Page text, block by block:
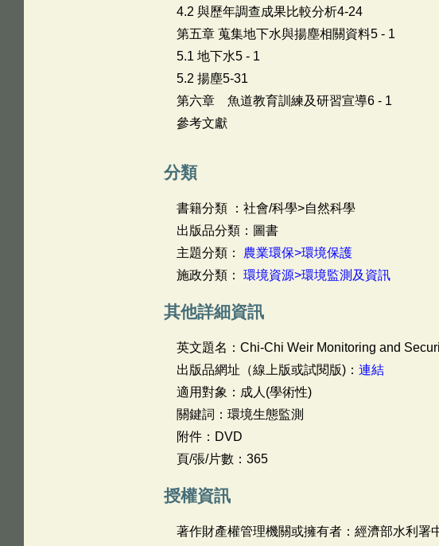
4.2 與歷年調查成果比較分析4-24
第五章 蒐集地下水與揚塵相關資料5 - 1
5.1 地下水5 - 1
5.2 揚塵5-31
第六章 魚道教育訓練及研習宣導6 - 1
參考文獻
分類
書籍分類 ：社會/科學>自然科學
出版品分類：圖書
主題分類： 農業環保>環境保護
施政分類： 環境資源>環境監測及資訊
其他詳細資訊
英文題名： Chi-Chi Weir Monitoring and
出版品網址（線上版或試閱版)： 連結
適用對象：成人(學術性)
關鍵詞：環境生態監測
附件：DVD
頁/張/片數：365
授權資訊
著作財產權管理機關或擁有者：經濟部水利署